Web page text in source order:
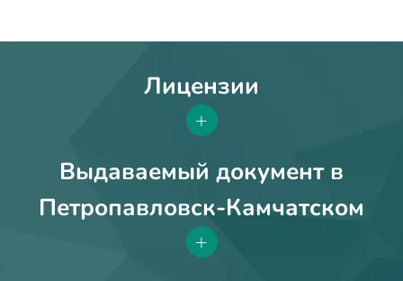
Лицензии
+
Выдаваемый документ в
Петропавловск-Камчатском
+